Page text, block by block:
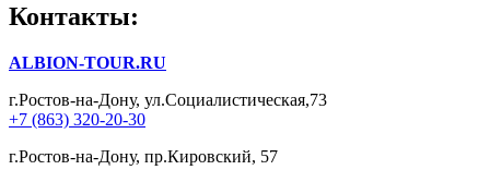
Контакты:
ALBION-TOUR.RU
г.Ростов-на-Дону, ул.Социалистическая,73
+7 (863) 320-20-30
г.Ростов-на-Дону, пр.Кировский, 57